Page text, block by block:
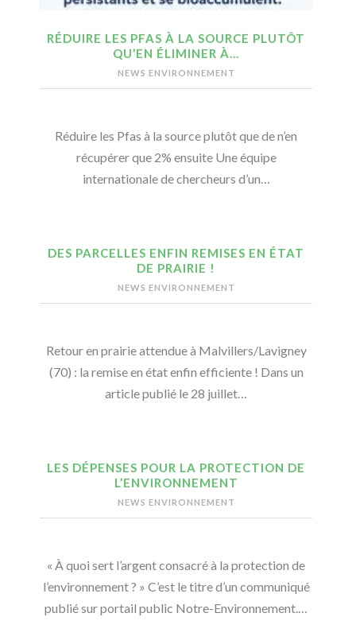
RÉDUIRE LES PFAS À LA SOURCE PLUTÔT
QU’EN ÉLIMINER À…
NEWS ENVIRONNEMENT
Réduire les Pfas à la source plutôt que de n’en
récupérer que 2% ensuite Une équipe
internationale de chercheurs d’un…
DES PARCELLES ENFIN REMISES EN ÉTAT
DE PRAIRIE !
NEWS ENVIRONNEMENT
Retour en prairie attendue à Malvillers/Lavigney
(70) : la remise en état enfin efficiente ! Dans un
article publié le 28 juillet…
LES DÉPENSES POUR LA PROTECTION DE
L’ENVIRONNEMENT
NEWS ENVIRONNEMENT
« À quoi sert l’argent consacré à la protection de
l’environnement ? » C’est le titre d’un communiqué
publié sur portail public Notre-Environnement.…